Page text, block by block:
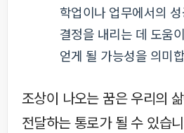
학업이나 업무에서의
결정을 내리는 데 도움
얻게 될 가능성을 의미
조상이 나오는 꿈은 우리의
전달하는 통로가 될 수 있습